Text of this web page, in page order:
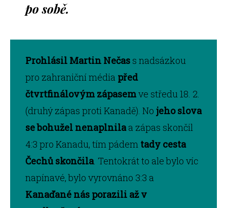
po sobě.
Prohlásil Martin Nečas s nadsázkou
pro zahraniční média před
čtvrtfinálovým zápasemve středu 18. 2.
(druhý zápas proti Kanadě). No jeho slova
se bohužel nenaplnilaa zápas skončil
4:3 pro Kanadu, tím pádem tady cesta
Čechů skončila. Tentokrát to ale bylo víc
napínavé, bylo vyrovnáno 3:3 a
Kanaďané nás porazili až v